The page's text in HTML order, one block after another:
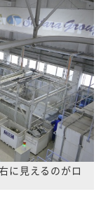
に見えるのがロ